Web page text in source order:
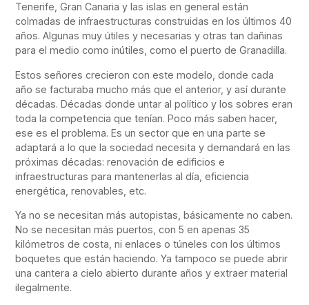
Tenerife, Gran Canaria y las islas en general están
colmadas de infraestructuras construidas en los últimos 40
años. Algunas muy útiles y necesarias y otras tan dañinas
para el medio como inútiles, como el puerto de Granadilla.
Estos señores crecieron con este modelo, donde cada
año se facturaba mucho más que el anterior, y así durante
décadas. Décadas donde untar al político y los sobres eran
toda la competencia que tenían. Poco más saben hacer,
ese es el problema. Es un sector que en una parte se
adaptará a lo que la sociedad necesita y demandará en las
próximas décadas: renovación de edificios e
infraestructuras para mantenerlas al día, eficiencia
energética, renovables, etc.
Ya no se necesitan más autopistas, básicamente no caben.
No se necesitan más puertos, con 5 en apenas 35
kilómetros de costa, ni enlaces o túneles con los últimos
boquetes que están haciendo. Ya tampoco se puede abrir
una cantera a cielo abierto durante años y extraer material
ilegalmente.